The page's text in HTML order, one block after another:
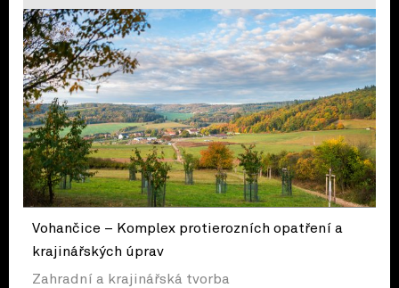
Vohančice – Komplex protierozních opatření a
krajinářských úprav
Zahradní a krajinářská tvorba